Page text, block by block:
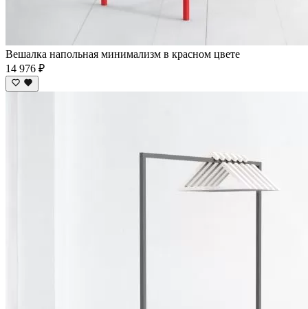
Вешалка напольная минимализм в красном цвете
14 976 ₽